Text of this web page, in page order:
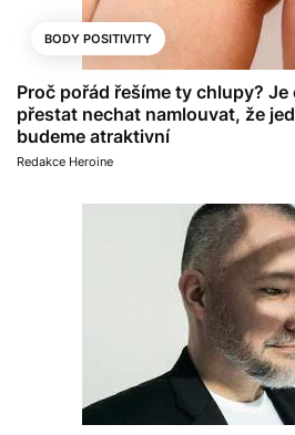
BODY POSITIVITY
Proč pořád řešíme ty chlupy?
přestat nechat namlouvat, že
budeme atraktivní
Redakce Heroine